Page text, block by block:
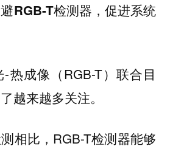
RGB-T检测器，促进系统
热成像（RGB-T）联合目
越来越多关注。
相比，RGB-T检测器能够